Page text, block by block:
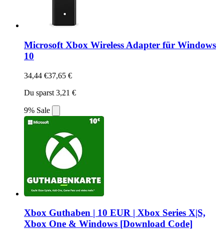
Microsoft Xbox Wireless Adapter für Windows
10
34,44 €37,65 €
Du sparst 3,21 €
9% Sale
Xbox Guthaben | 10 EUR | Xbox Series X|S,
Xbox One & Windows [Download Code]